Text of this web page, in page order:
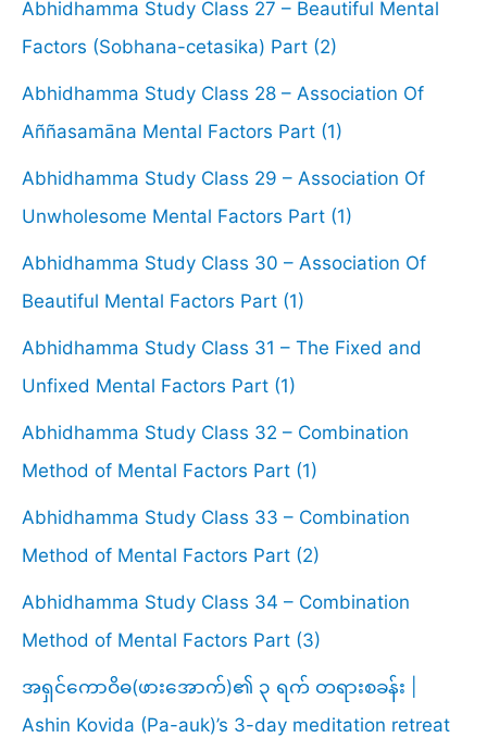
Abhidhamma Study Class 27 – Beautiful Mental
Factors (Sobhana-cetasika) Part (2)
Abhidhamma Study Class 28 – Association Of
Aññasamāna Mental Factors Part (1)
Abhidhamma Study Class 29 – Association Of
Unwholesome Mental Factors Part (1)
Abhidhamma Study Class 30 – Association Of
Beautiful Mental Factors Part (1)
Abhidhamma Study Class 31 – The Fixed and
Unfixed Mental Factors Part (1)
Abhidhamma Study Class 32 – Combination
Method of Mental Factors Part (1)
Abhidhamma Study Class 33 – Combination
Method of Mental Factors Part (2)
Abhidhamma Study Class 34 – Combination
Method of Mental Factors Part (3)
အရှင်ကောဝိဓ(ဖားအောက်)၏ ၃ ရက် တရားစခန်း |
Ashin Kovida (Pa-auk)’s 3-day meditation retreat